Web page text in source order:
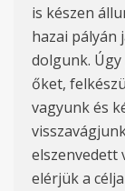
is készen
hazai pályán
dolgunk.
őket,
vagyunk és
elszenvedett
elérjük a